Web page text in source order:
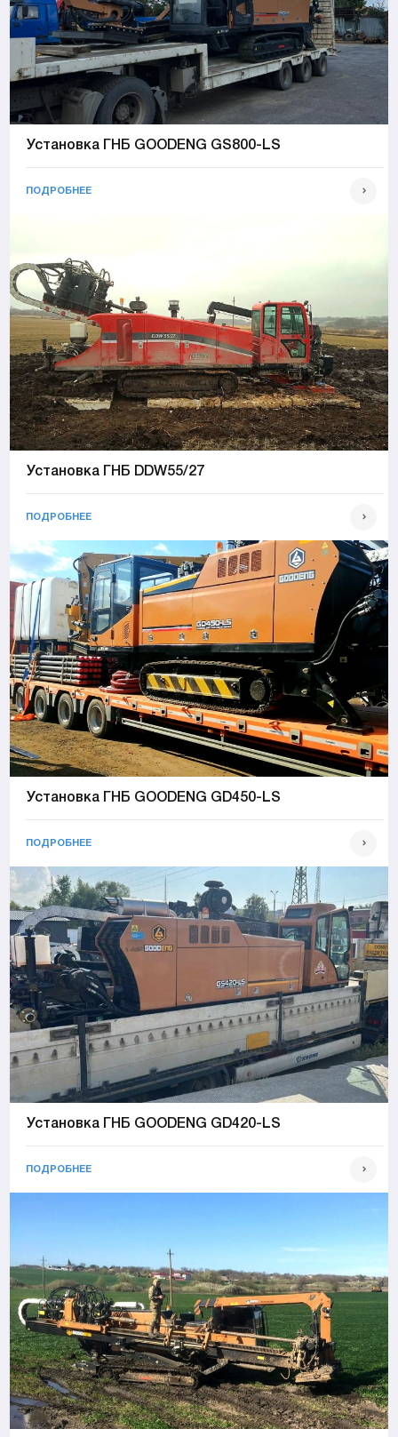
Установка ГНБ GOODENG GS800-LS
ПОДРОБНЕЕ
Установка ГНБ DDW55/27
ПОДРОБНЕЕ
Установка ГНБ GOODENG GD450-LS
ПОДРОБНЕЕ
Установка ГНБ GOODENG GD420-LS
ПОДРОБНЕЕ